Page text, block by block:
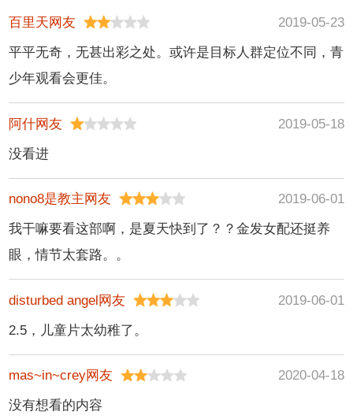
特,史宾塞·布瑞斯林,
米切尔,祖德·莱茵霍
百里天网友
2019-05-23
平平无奇，无甚出彩之处。或许是目标人群定位不同，青
少年观看会更佳。
阿什网友
2019-05-18
没看进
nono8是教主网友
2019-06-01
我干嘛要看这部啊，是夏天快到了？？金发女配还挺养
眼，情节太套路。。
disturbed angel网友
2019-06-01
2.5，儿童片太幼稚了。
mas~in~crey网友
2020-04-18
没有想看的内容